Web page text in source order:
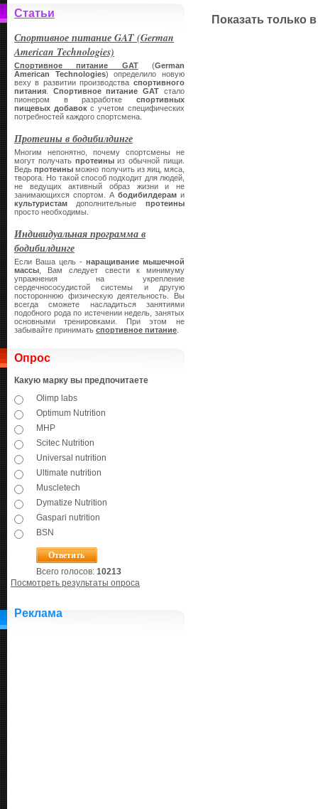
Статьи
Спортивное питание GAT (German
American Technologies)
Спортивное питание GAT(German
American Technologies) определило новую
веху в развитии производства спортивного
питания
Спортивное питание GAT стало
пионером в разработке спортивных
пищевых добавокс учетом специфических
потребностей каждого спортсмена.
Протеины в бодибилдинге
Многим непонятно, почему спортсмены не
могут получать протеиныиз обычной пищи.
Ведьпротеины можно получить из яиц, мяса,
творога. Но такой способ подходит для людей,
не ведущих активный образ жизни и не
занимающихся спортом. А бодибилдерам и
культуристам дополнительные протеины
просто необходимы.
Индивидуальная программа в
бодибилдинге
Если Ваша цель - наращивание мышечной
массы , Вам следует свести к минимуму
упражнения на укрепление
сердечнососудистой системы и другую
постороннюю физическую деятельность. Вы
всегда сможете насладиться занятиями
подобного рода по истечении недель, занятых
основными тренировками. При этом не
забывайте принимать спортивное питание
Опрос
Какую марку вы предпочитаете
Olimp labs
Optimum Nutrition
MHP
Scitec Nutrition
Universal nutrition
Ultimate nutrition
Muscletech
Dymatize Nutrition
Gaspari nutrition
BSN
Всего голосов: 10213
Посмотреть результаты опроса
Реклама
Показать только